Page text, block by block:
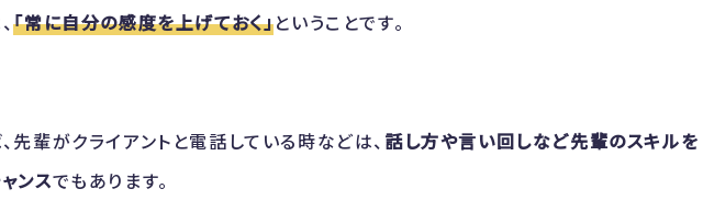
「常に自分の感度を上げておく」ということです。
先輩がクライアントと電話している時などは、 話し方や言い回しなど先輩のスキルを
ンスでもあります。